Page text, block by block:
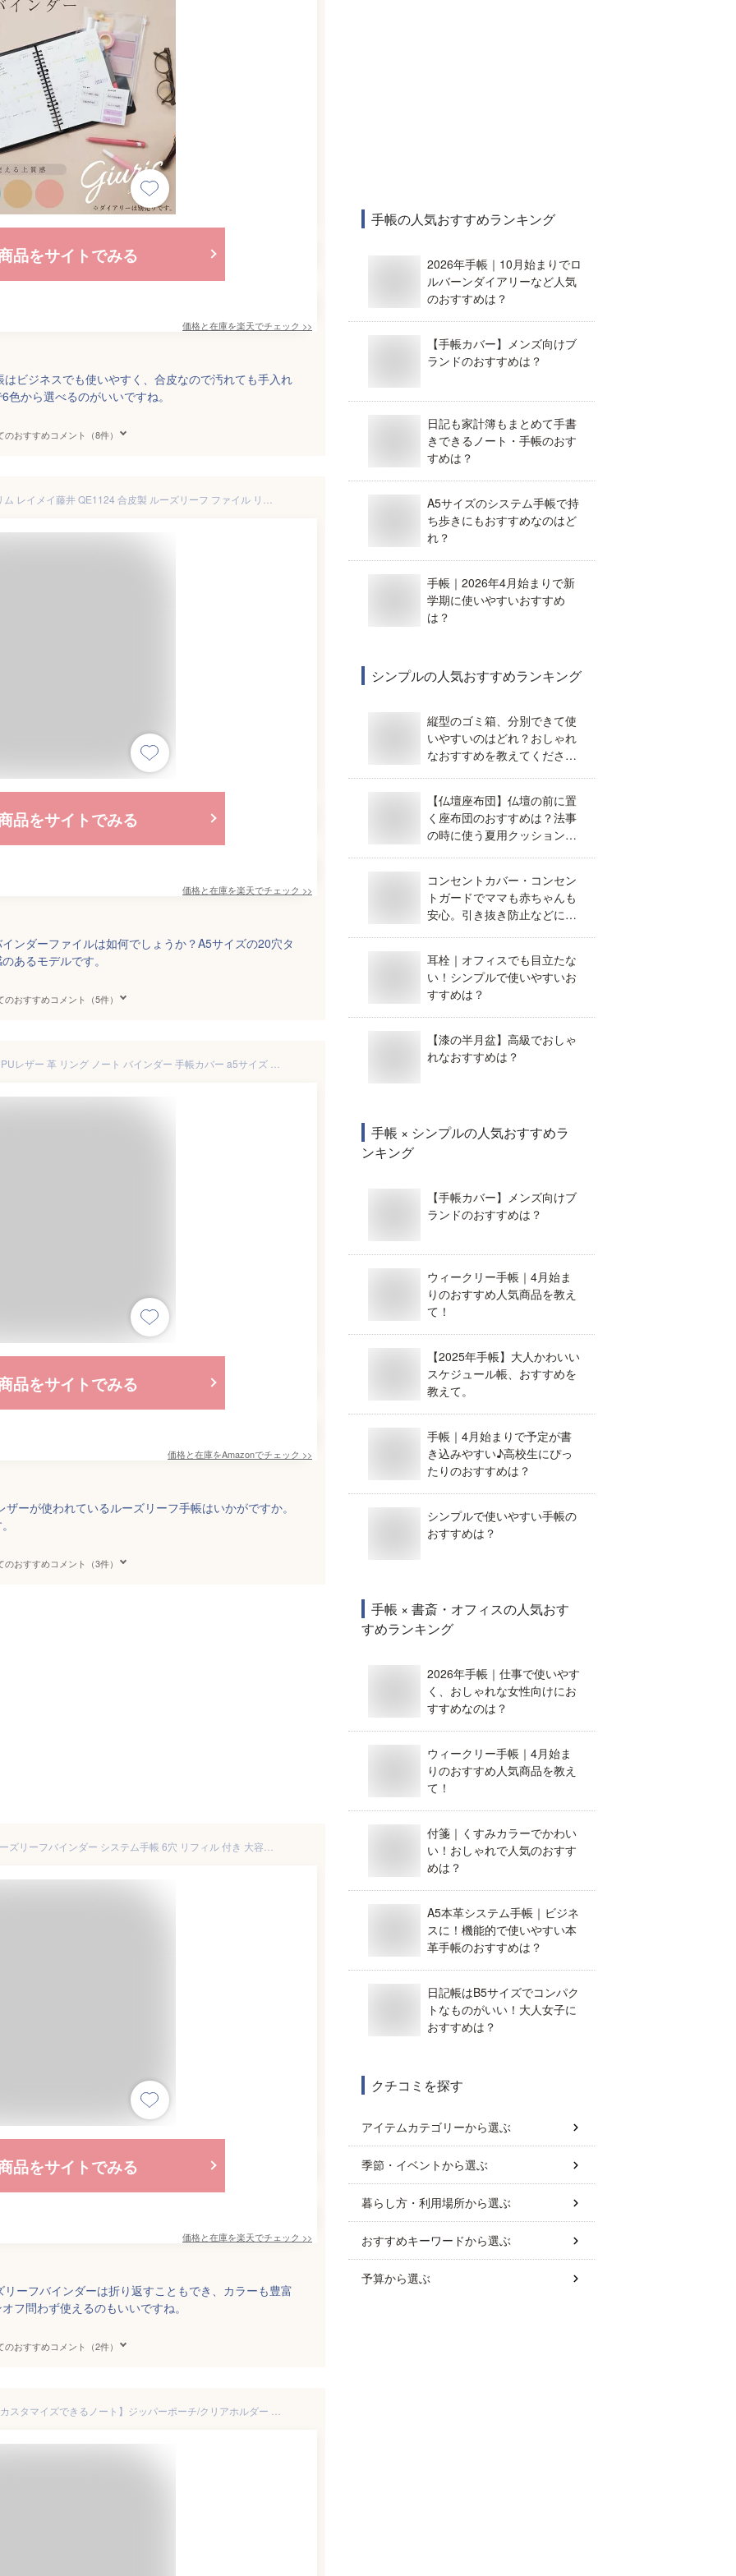
品をサイトでみる
価格と在庫を楽天でチェック >>
ビジネスでも使いやすく、合皮なので汚れても手入れ
から選べるのがいいですね。
のおすすめコメント（8件）
品をサイトでみる
価格と在庫を楽天でチェック >>
ンダーファイルは如何でしょうか？A5サイズの20穴タ
あるモデルです。
のおすすめコメント（5件）
品をサイトでみる
価格と在庫をAmazonでチェック >>
ーが使われているルーズリーフ手帳はいかがですか。
のおすすめコメント（3件）
品をサイトでみる
価格と在庫を楽天でチェック >>
ーフバインダーは折り返すこともでき、カラーも豊富
フ問わず使えるのもいいですね。
のおすすめコメント（2件）
手帳の人気おすすめランキング
2026年手帳｜10月始まりでロ
ルバーンダイアリーなど人気
のおすすめは？
【手帳カバー】メンズ向けブ
ランドのおすすめは？
日記も家計簿もまとめて手書
きできるノート・手帳のおす
すめは？
A5サイズのシステム手帳で持
ち歩きにもおすすめなのはど
れ？
手帳｜2026年4月始まりで新
学期に使いやすいおすすめ
は？
シンプルの人気おすすめランキング
縦型のゴミ箱、分別できて使
いやすいのはどれ？おしゃれ
なおすすめを教えてくださ
【仏壇座布団】仏壇の前に置
く座布団のおすすめは？法事
の時に使う夏用クッションを
コンセントカバー・コンセン
トガードでママも赤ちゃんも
安心。引き抜き防止などにお
耳栓｜オフィスでも目立たな
い！シンプルで使いやすいお
すすめは？
【漆の半月盆】高級でおしゃ
れなおすすめは？
手帳 × シンプルの人気おすすめラ
ンキング
【手帳カバー】メンズ向けブ
ランドのおすすめは？
ウィークリー手帳｜4月始ま
りのおすすめ人気商品を教え
て！
【2025年手帳】大人かわいい
スケジュール帳、おすすめを
教えて。
手帳｜4月始まりで予定が書
き込みやすい♪高校生にぴっ
たりのおすすめは？
シンプルで使いやすい手帳の
おすすめは？
手帳 × 書斎・オフィスの人気おす
すめランキング
2026年手帳｜仕事で使いやす
く、おしゃれな女性向けにお
すすめなのは？
ウィークリー手帳｜4月始ま
りのおすすめ人気商品を教え
て！
付箋｜くすみカラーでかわい
い！おしゃれで人気のおすす
めは？
A5本革システム手帳｜ビジネ
スに！機能的で使いやすい本
革手帳のおすすめは？
日記帳はB5サイズでコンパク
トなものがいい！大人女子に
おすすめは？
クチコミを探す
アイテムカテゴリーから選ぶ
季節・イベントから選ぶ
暮らし方・利用場所から選ぶ
おすすめキーワードから選ぶ
予算から選ぶ